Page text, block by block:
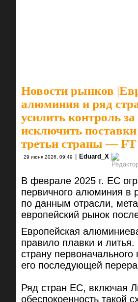
Новости рынков |
алюминия и ряд
усилить контроль
исключить
третьи страны — FT
29 июня 2026, 09:49 Eduard_X
В феврале 2025 г. ЕС
первичного алюминия в
по данным отрасли,
европейский рынок
Европейская
правило плавки и
страну
его последующей
Ряд стран ЕС, включая
обеспокоенность такой